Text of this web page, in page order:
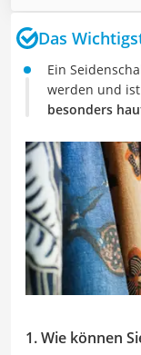
Das
Ein
werden und
besonders
1. Wie können